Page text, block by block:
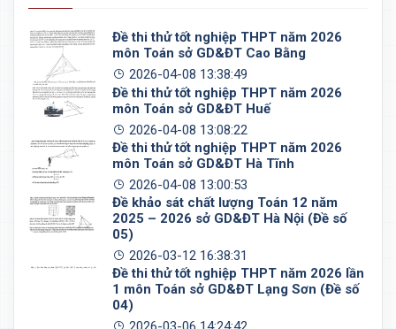
Đề thi thử tốt nghiệp THPT năm 2026
môn Toán sở GD&ĐT Cao Bằng
2026-04-08 13:38:49
Đề thi thử tốt nghiệp THPT năm 2026
môn Toán sở GD&ĐT Huế
2026-04-08 13:08:22
Đề thi thử tốt nghiệp THPT năm 2026
môn Toán sở GD&ĐT Hà Tĩnh
2026-04-08 13:00:53
Đề khảo sát chất lượng Toán 12 năm
2025 – 2026 sở GD&ĐT Hà Nội (Đề số
05)
2026-03-12 16:38:31
Đề thi thử tốt nghiệp THPT năm 2026 lần
1 môn Toán sở GD&ĐT Lạng Sơn (Đề số
04)